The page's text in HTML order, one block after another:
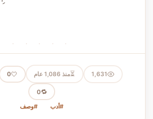
· · · · ·
1,631
⏳منذ 1,086 عام 🤍
0
🔁
0
#أدب
#وصف